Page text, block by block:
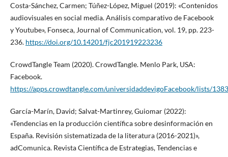
Costa-Sánchez, Carmen; Túñez-López, Miguel (2019): «Contenidos
audiovisuales en social media. Análisis comparativo de Facebook
y Youtube», Fonseca, Journal of Communication, vol. 19, pp. 223-
236. https://doi.org/10.14201/fjc201919223236
CrowdTangle Team (2020). CrowdTangle. Menlo Park, USA:
Facebook.
https://apps.crowdtangle.com/universidaddevigoFacebook/lists/
García-Marín, David; Salvat-Martinrey, Guiomar (2022):
«Tendencias en la producción científica sobre desinformación en
España. Revisión sistematizada de la literatura (2016-2021)»,
adComunica. Revista Científica de Estrategias, Tendencias e